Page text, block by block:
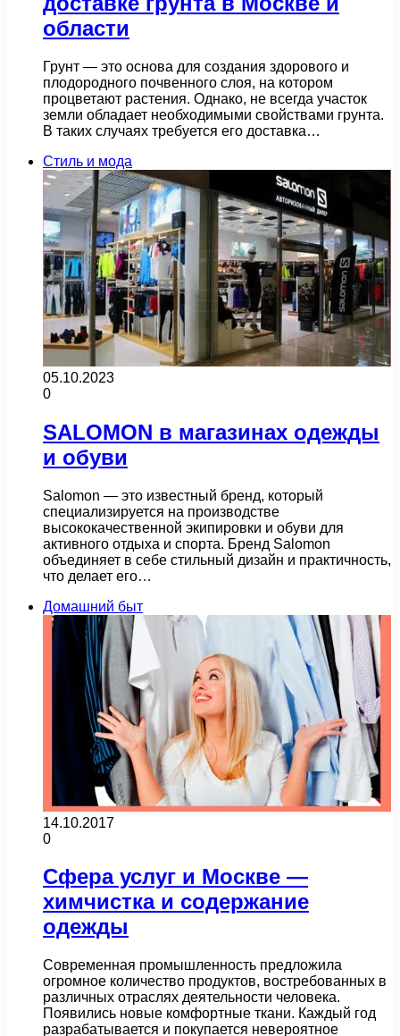
области
Грунт — это основа для создания здорового и
плодородного почвенного слоя, на котором
процветают растения. Однако, не всегда участок
земли обладает необходимыми свойствами грунта.
В таких случаях требуется его доставка…
Стиль и мода
05.10.2023
0
SALOMON в магазинах одежды
и обуви
Salomon — это известный бренд, который
специализируется на производстве
высококачественной экипировки и обуви для
активного отдыха и спорта. Бренд Salomon
объединяет в себе стильный дизайн и практичность,
что делает его…
Домашний быт
14.10.2017
0
Сфера услуг и Москве —
химчистка и содержание
одежды
Современная промышленность предложила
огромное количество продуктов, востребованных в
различных отраслях деятельности человека.
Появились новые комфортные ткани. Каждый год
разрабатывается и покупается невероятное